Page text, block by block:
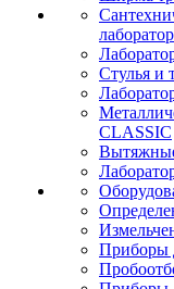
Стулья и
CLASSIC
Приборы